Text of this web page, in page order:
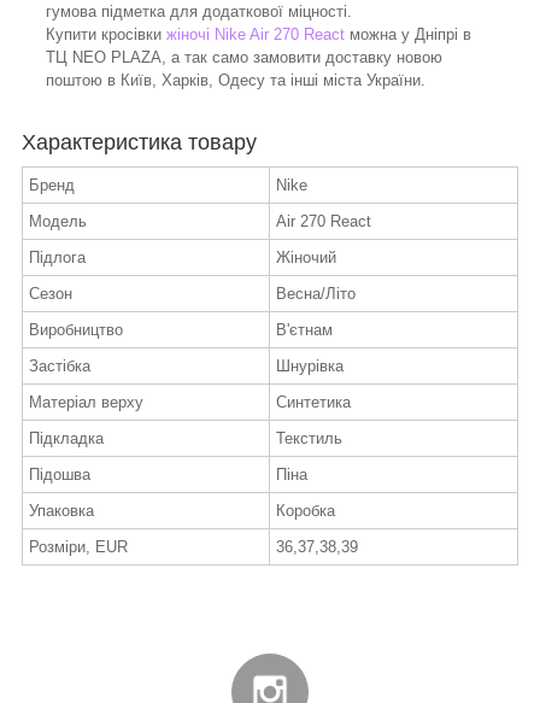
гумова підметка для додаткової міцності.
Купити кросівки жіночі Nike Air 270 React можна у Дніпрі в
ТЦ NEO PLAZA, а так само замовити доставку новою
поштою в Київ, Харків, Одесу та інші міста України.
Характеристика товару
Бренд
Nike
Модель
Air 270 React
Підлога
Жіночий
Сезон
Весна/Літо
Виробництво
В'єтнам
Застібка
Шнурівка
Матеріал верху
Синтетика
Підкладка
Текстиль
Підошва
Піна
Упаковка
Коробка
Розміри, EUR
36,37,38,39